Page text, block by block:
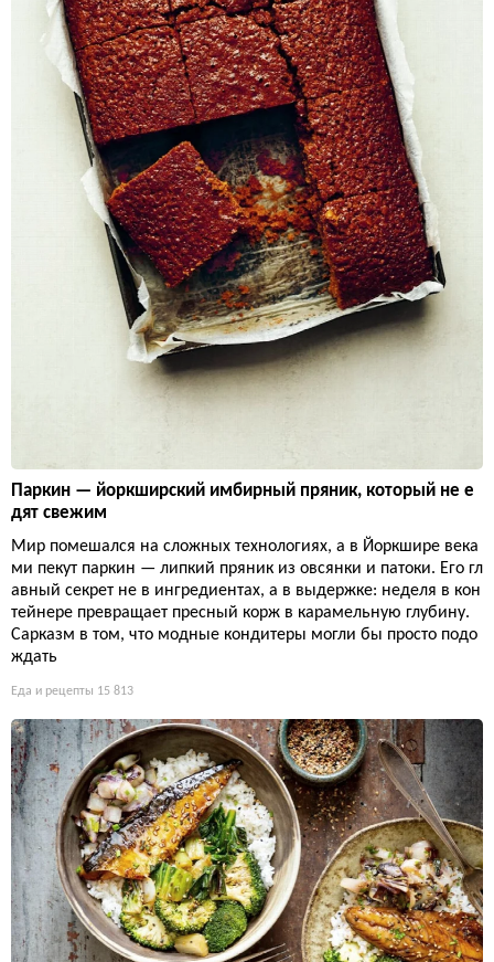
Паркин — йоркширский имбирный пряник, который не е
дят свежим
Мир помешался на сложных технологиях, а в Йоркшире века
ми пекут паркин — липкий пряник из овсянки и патоки. Его гл
авный секрет не в ингредиентах, а в выдержке: неделя в кон
тейнере превращает пресный корж в карамельную глубину.
Сарказм в том, что модные кондитеры могли бы просто подо
ждать
Еда и рецепты 15 813